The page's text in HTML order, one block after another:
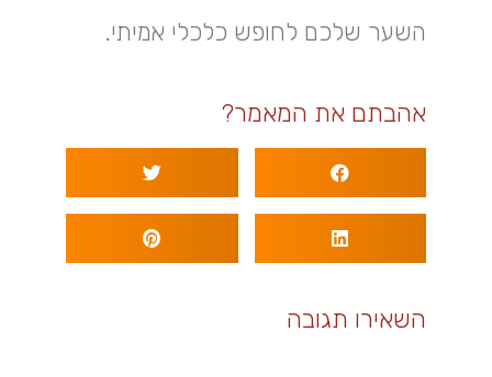
השער שלכם לחופש כלכלי אמיתי.
אהבתם את המאמר?
השאירו תגובה